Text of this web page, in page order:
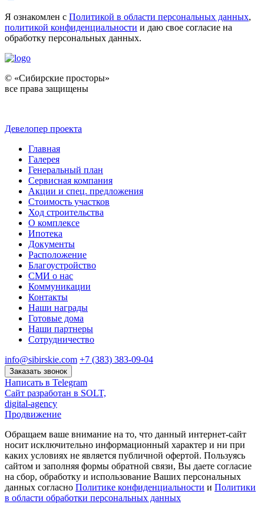
Я ознакомлен с Политикой в области персональных данных,
политикой конфиденциальности и даю свое согласие на
обработку персональных данных.
© «Сибирские просторы»
все права защищены
Девелопер проекта
Главная
Галерея
Генеральный план
Сервисная компания
Акции и спец. предложения
Стоимость участков
Ход строительства
О комплексе
Ипотека
Документы
Расположение
Благоустройство
СМИ о нас
Коммуникации
Контакты
Наши награды
Готовые дома
Наши партнеры
Сотрудничество
info@sibirskie.com +7 (383) 383-09-04
Заказать звонок
Написать в Telegram
Сайт разработан в SOLT,
digital-agency
Продвижение
Обращаем ваше внимание на то, что данный интернет-сайт
носит исключительно информационный характер и ни при
каких условиях не является публичной офертой. Пользуясь
сайтом и заполняя формы обратной связи, Вы даете согласие
на сбор, обработку и использование Ваших персональных
данных согласно Политике конфиденциальности и Политики
в области обработки персональных данных